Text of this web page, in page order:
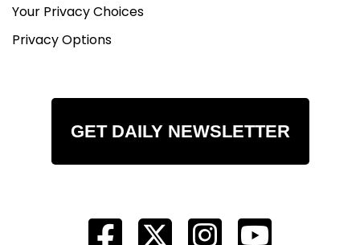
Your Privacy Choices
Privacy Options
GET DAILY NEWSLETTER